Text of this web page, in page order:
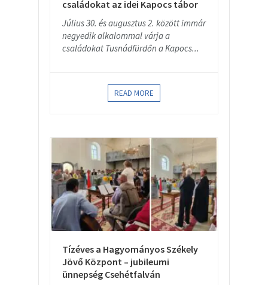
családokat az idei Kapocs tábor
Július 30. és augusztus 2. között immár
negyedik alkalommal várja a
családokat Tusnádfürdőn a Kapocs...
READ MORE
Tízéves a Hagyományos Székely
Jövő Központ – jubileumi
ünnepség Csehétfalván